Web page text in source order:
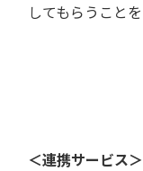
してもらうこと
＜連携サービス＞